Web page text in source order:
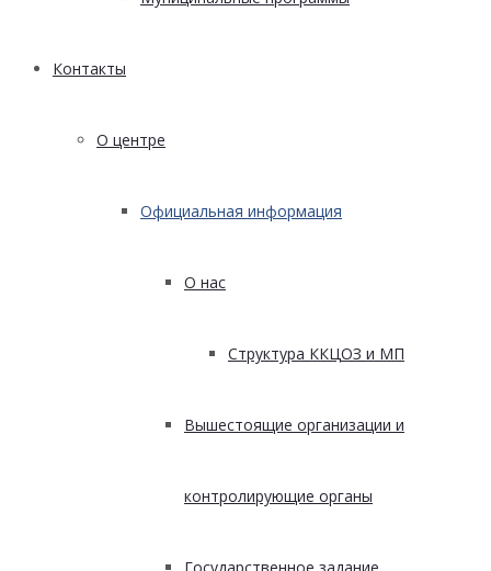
Контакты
О центре
Официальная информация
О нас
Структура ККЦОЗ и МП
Вышестоящие организации и
контролирующие органы